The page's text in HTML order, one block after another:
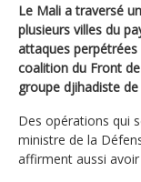
Le Mali a traversé
plusieurs villes du
attaques
coalition du Front
groupe djihadiste
Des opérations qui
ministre de la
affirment aussi